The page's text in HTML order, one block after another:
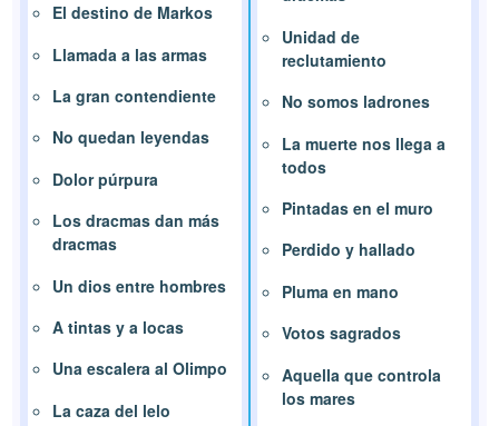
El destino de Markos
Llamada a las armas
La gran contendiente
No quedan leyendas
Dolor púrpura
Los dracmas dan más
dracmas
Un dios entre hombres
A tintas y a locas
Una escalera al Olimpo
La caza del lelo
Unidad de
reclutamiento
No somos ladrones
La muerte nos llega a
todos
Pintadas en el muro
Perdido y hallado
Pluma en mano
Votos sagrados
Aquella que controla
los mares